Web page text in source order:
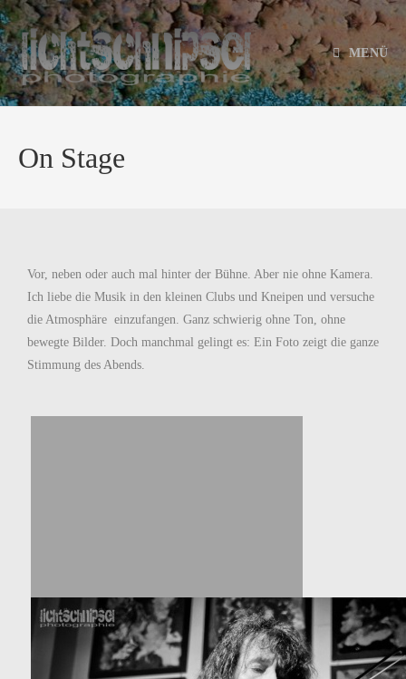
MENÜ
On Stage
Vor, neben oder auch mal hinter der Bühne. Aber nie ohne Kamera.
Ich liebe die Musik in den kleinen Clubs und Kneipen und versuche
die Atmosphäre einzufangen. Ganz schwierig ohne Ton, ohne
bewegte Bilder. Doch manchmal gelingt es: Ein Foto zeigt die ganze
Stimmung des Abends.